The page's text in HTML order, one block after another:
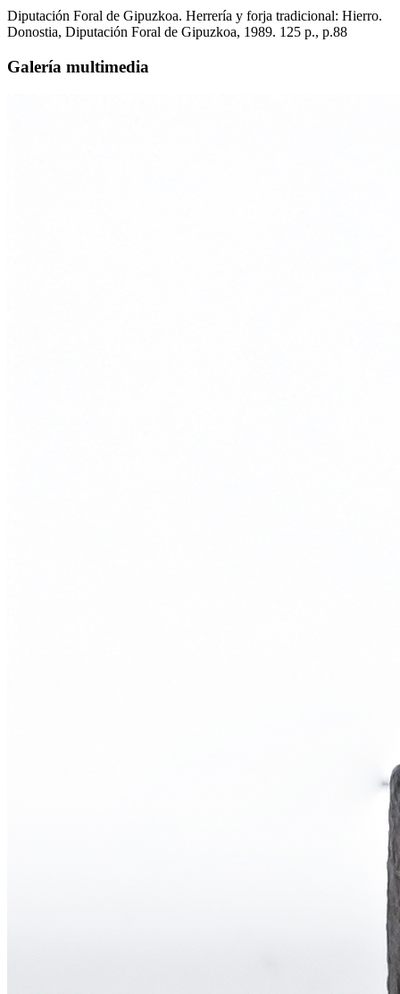
Diputación Foral de Gipuzkoa. Herrería y forja tradicional: Hierro.
Donostia, Diputación Foral de Gipuzkoa, 1989. 125 p., p.88
Galería multimedia